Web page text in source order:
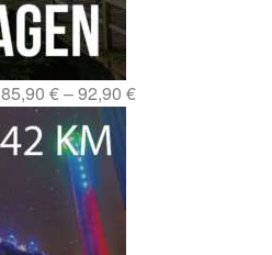
85,90 €–92,90 €